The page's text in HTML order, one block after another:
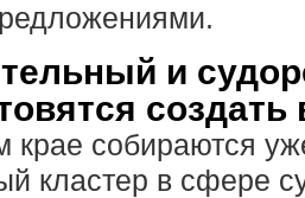
и
собираются
кластер в сфере